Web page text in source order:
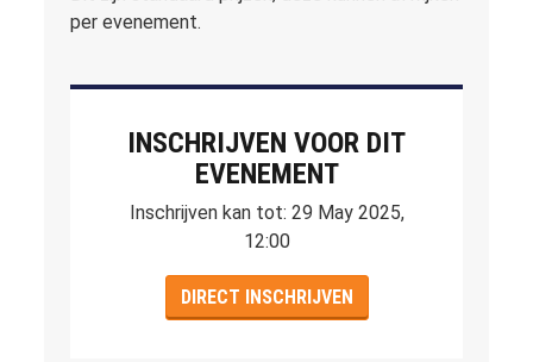
per evenement.
INSCHRIJVEN VOOR DIT
EVENEMENT
Inschrijven kan tot: 29 May 2025,
12:00
DIRECT INSCHRIJVEN